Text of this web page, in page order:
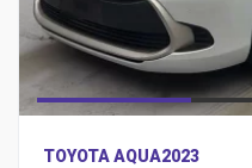
TOYOTA AQUA2023